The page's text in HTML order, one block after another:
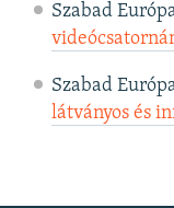
Szabad
Szabad
látványos és